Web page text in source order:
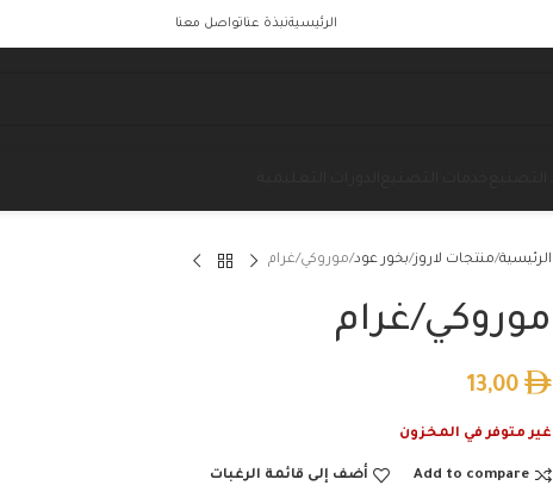
الرئيسيةنبذة عناتواصل معنا
الرئيسية منتجات لاروز بخور عود موروكي/غرام
موروكي/غرام
13,00
غير متوفر في المخزون
Add to compare أضف إلى قائمة الرغبات